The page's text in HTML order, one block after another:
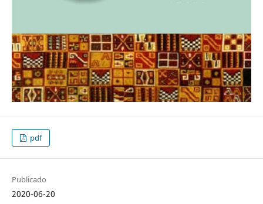
pdf
Publicado
2020-06-20